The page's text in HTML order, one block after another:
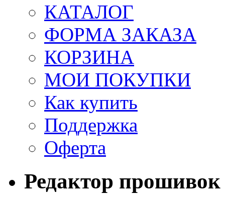
КАТАЛОГ
ФОРМА ЗАКАЗА
КОРЗИНА
МОИ ПОКУПКИ
Как купить
Поддержка
Оферта
Редактор прошивок